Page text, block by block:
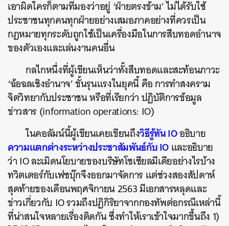
เอาผิดใครก็ตามที่มองว่าอยู่ ‘ฝ่ายตรงข้าม’ ไม่ได้รับใช้
ประชาชนทุกคนทุกฝ่ายอย่างเสมอภาคอย่างที่ควรเป็น
กฎหมายทุกระดับถูกใช้เป็นเครื่องมือในการสืบทอดอำนาจ
ของตัวเองและเล่นงานคนอื่น
กลไกหนึ่งที่ผู้เขียนเห็นว่าทั้งสืบทอดและสะท้อนภาวะ
‘ฉ้อฉลเชิงอำนาจ’ ขั้นรุนแรงในยุคนี้ คือ การทำสงคราม
จิตวิทยากับประชาชน หรือที่เรียกว่า ปฏิบัติการข้อมูล
ข่าวสาร (information operations: IO)
ในคอลัมน์นี้ผู้เขียนเคยเขียนถึงวิธีรู้ทัน IOอธิบาย
ความแตกต่างระหว่างประชาสัมพันธ์กับ IOและอธิบาย
ว่า IO ละเมิดนโยบายของบริษัทโซเชียลมีเดียอย่างไรบ้าง
ทวิตเตอร์กับเฟซบุ๊กจึงออกมาจัดการ แต่ช่วงสองสัปดาห์
สุดท้ายของเดือนพฤศจิกายน 2563 มีเอกสารหลุดและ
ข่าวเกี่ยวกับ IO รวมถึงปฏิกิริยาจากกองทัพต่อกรณีเหล่านี้
ที่น่าสนใจหลายเรื่องติดกัน ซึ่งทำให้เราเข้าใจมากขึ้นถึง 1)